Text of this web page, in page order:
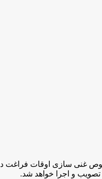
غنی سازی اوقات فراغت
و اجرا خواهد شد.